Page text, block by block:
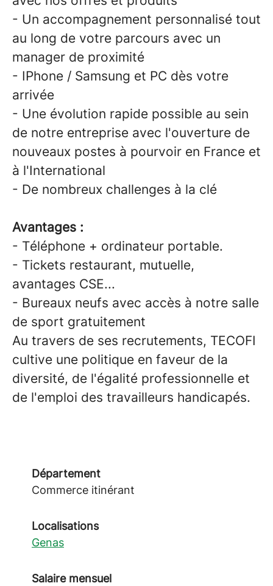
- Un accompagnement personnalisé tout
au long de votre parcours avec un
manager de proximité
- IPhone / Samsung et PC dès votre
arrivée
- Une évolution rapide possible au sein
de notre entreprise avec l'ouverture de
nouveaux postes à pourvoir en France et
à l'International
- De nombreux challenges à la clé
Avantages :
- Téléphone + ordinateur portable.
- Tickets restaurant, mutuelle,
avantages CSE...
- Bureaux neufs avec accès à notre salle
de sport gratuitement
Au travers de ses recrutements, TECOFI
cultive une politique en faveur de la
diversité, de l'égalité professionnelle et
de l'emploi des travailleurs handicapés.
Département
Commerce itinérant
Localisations
Genas
Salaire mensuel